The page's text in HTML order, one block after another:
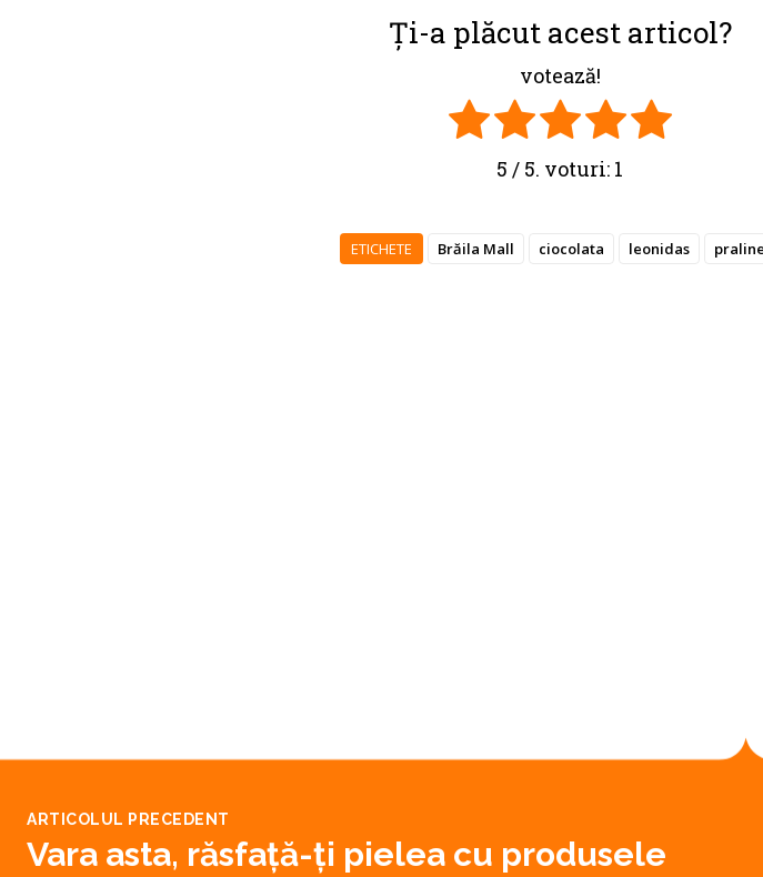
Ți-a plăcut acest articol?
votează!
5 / 5. voturi: 1
ETICHETE Brăila Mall ciocolata leonidas praline
ARTICOLUL PRECEDENT
Vara asta, răsfață-ți pielea cu produsele